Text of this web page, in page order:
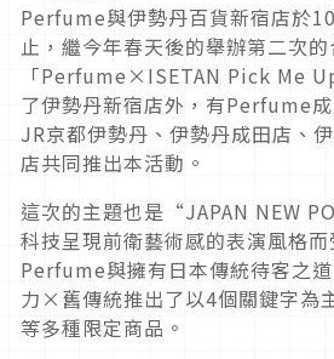
Perfume與伊勢丹百貨新宿店於
止，繼今年春天後的舉辦第二次的
「Perfume×ISETAN Pick Me
了伊勢丹新宿店外，有Perfume
JR京都伊勢丹、伊勢丹成田店、
店共同推出本活動。
這次的主題也是“JAPAN NEW
科技呈現前衛藝術感的表演風格
Perfume與擁有日本傳統待客之
力×舊傳統推出了以4個關鍵字為
等多種限定商品。